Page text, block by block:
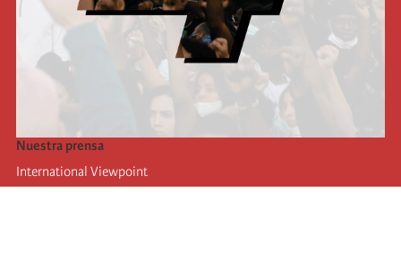
Nuestra prensa
International Viewpoint